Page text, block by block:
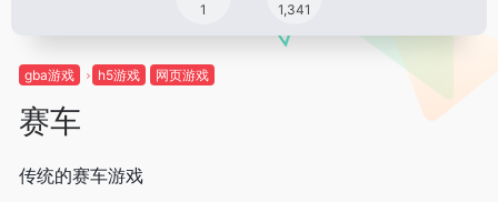
1 1,341
gba游戏 h5游戏 网页游戏
赛车
传统的赛车游戏